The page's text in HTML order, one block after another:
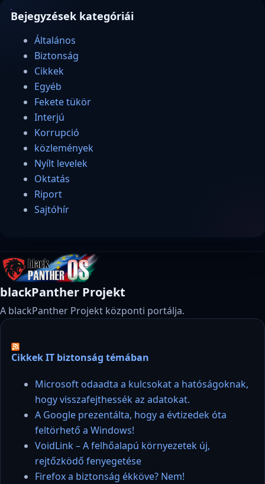
Bejegyzések kategóriái
Általános
Biztonság
Cikkek
Egyéb
Fekete tükör
Interjú
Korrupció
közlemények
Nyílt levelek
Oktatás
Riport
Sajtóhír
blackPanther Projekt
A blackPanther Projekt központi portálja.
Cikkek IT biztonság témában
Microsoft odaadta a kulcsokat a hatóságoknak,
hogy visszafejthessék az adatokat.
A Google prezentálta, hogy a évtizedek óta
feltörhető a Windows!
VoidLink – A felhőalapú környezetek új,
rejtőzködő fenyegetése
Firefox a biztonság ékköve? Nem!